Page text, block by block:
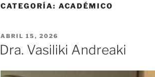
CATEGORÍA: ACADÉMICO
ABRIL 15, 2026
Dra. Vasiliki Andreaki